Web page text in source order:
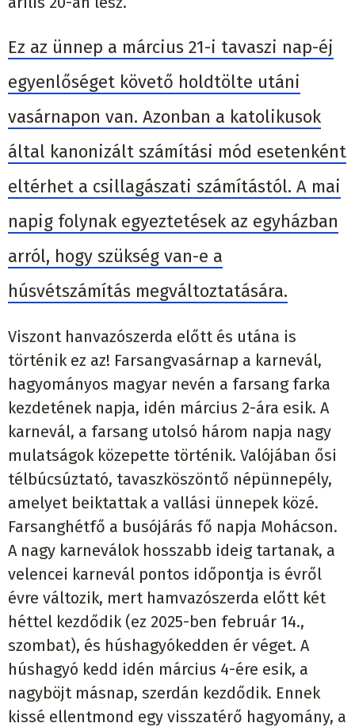
Ez az ünnep a március 21-i tavaszi nap-éj
egyenlőséget követő holdtölte utáni
vasárnapon van. Azonban a katolikusok
által kanonizált számítási mód esetenként
eltérhet a csillagászati számítástól. A mai
napig folynak egyeztetések az egyházban
arról, hogy szükség van-e a
húsvétszámítás megváltoztatására.
Viszont hanvazószerda előtt és utána is
történik ez az! Farsangvasárnap a karnevál,
hagyományos magyar nevén a farsang farka
kezdetének napja, idén március 2-ára esik. A
karnevál, a farsang utolsó három napja nagy
mulatságok közepette történik. Valójában ősi
télbúcsúztató, tavaszköszöntő népünnepély,
amelyet beiktattak a vallási ünnepek közé.
Farsanghétfő a busójárás fő napja Mohácson.
A nagy karneválok hosszabb ideig tartanak, a
velencei karnevál pontos időpontja is évről
évre változik, mert hamvazószerda előtt két
héttel kezdődik (ez 2025-ben február 14.,
szombat), és húshagyókedden ér véget. A
húshagyó kedd idén március 4-ére esik, a
nagyböjt másnap, szerdán kezdődik. Ennek
kissé ellentmond egy visszatérő hagyomány, a